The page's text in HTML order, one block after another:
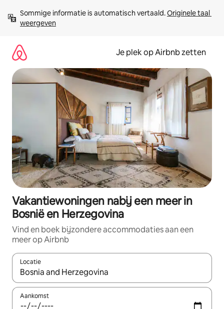
direct
naar
Sommige informatie is automatisch vertaald. Originele taal
weergeven
Je plek op Airbnb zetten
Vakantiewoningen nabij een meer in
Bosnië en Herzegovina
Vind en boek bijzondere accommodaties aan een
meer op Airbnb
Locatie
Wanneer er resultaten beschikbaar zijn, maak je een keuze
Aankomst